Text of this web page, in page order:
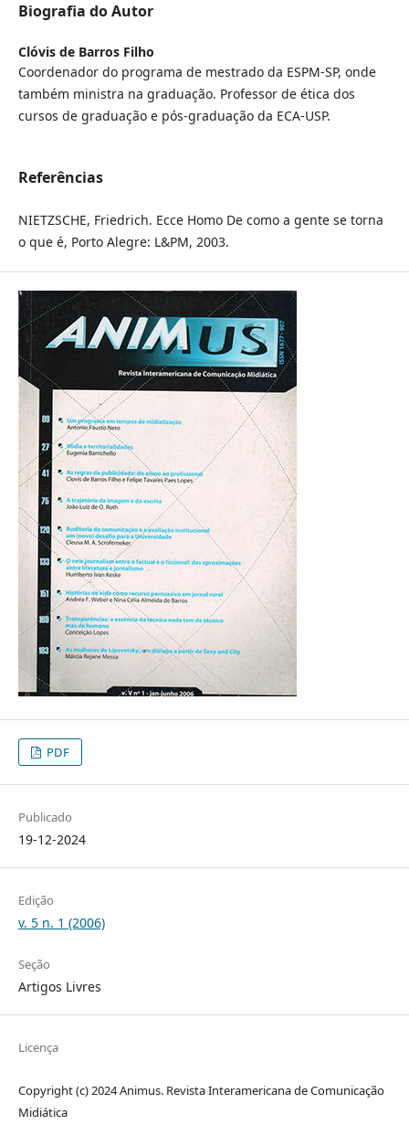
Biografia do Autor
Clóvis de Barros Filho
Coordenador do programa de mestrado da ESPM-SP, onde
também ministra na graduação. Professor de ética dos
cursos de graduação e pós-graduação da ECA-USP.
Referências
NIETZSCHE, Friedrich. Ecce Homo De como a gente se torna
o que é, Porto Alegre: L&PM, 2003.
PDF
Publicado
19-12-2024
Edição
v. 5 n. 1 (2006)
Seção
Artigos Livres
Licença
Copyright (c) 2024 Animus. Revista Interamericana de Comunicação
Midiática